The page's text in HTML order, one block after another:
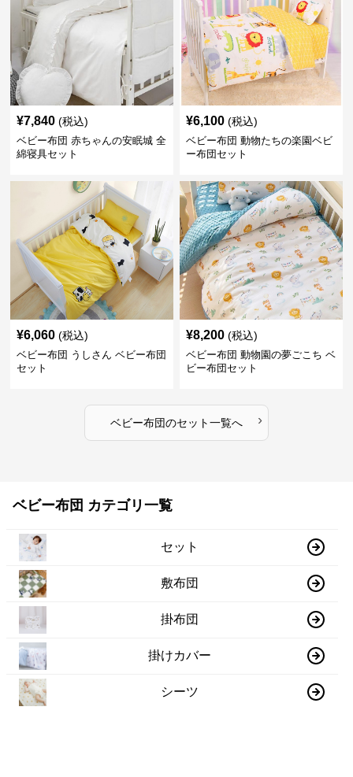
¥7,840 (税込)
ベビー布団 赤ちゃんの安眠城 全
綿寝具セット
¥6,100 (税込)
ベビー布団 動物たちの楽園ベビ
ー布団セット
¥6,060 (税込)
ベビー布団 うしさん ベビー布団
セット
¥8,200 (税込)
ベビー布団 動物園の夢ごこち ベ
ビー布団セット
ベビー布団のセット一覧へ ›
ベビー布団 カテゴリ一覧
セット
敷布団
掛布団
掛けカバー
シーツ